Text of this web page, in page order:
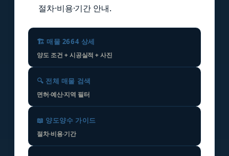
절차·비용·기간 안내.
🏗️ 매물 2664 상세
양도 조건 + 시공실적 + 사진
🔍 전체 매물 검색
면허·예산·지역 필터
📖 양도양수 가이드
절차·비용·기간